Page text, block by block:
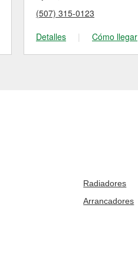
(507) 315-0123
Detalles
| Cómo llegar
Radiadores
Arrancadores